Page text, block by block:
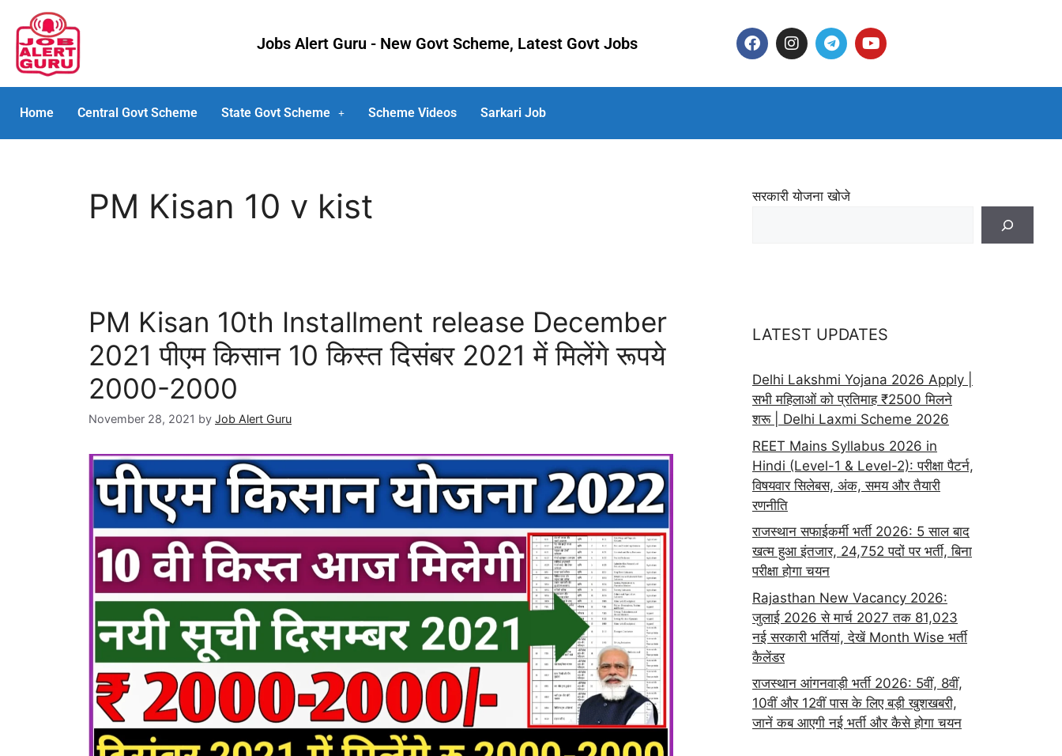
Jobs Alert Guru - New Govt Scheme, Latest Govt Jobs
Home Central Govt Scheme State Govt Scheme Scheme Videos Sarkari Job
PM Kisan 10 v kist
PM Kisan 10th Installment release December
2021 पीएम किसान 10 किस्त दिसंबर 2021 में मिलेंगे रूपये
2000-2000
November 28, 2021 by Job Alert Guru
सरकारी योजना खोजे
LATEST UPDATES
Delhi Lakshmi Yojana 2026 Apply |
सभी महिलाओं को प्रतिमाह ₹2500 मिलने
शरू | Delhi Laxmi Scheme 2026
REET Mains Syllabus 2026 in
Hindi (Level-1 & Level-2): परीक्षा पैटर्न,
विषयवार सिलेबस, अंक, समय और तैयारी
रणनीति
राजस्थान सफाईकर्मी भर्ती 2026: 5 साल बाद
खत्म हुआ इंतजार, 24,752 पदों पर भर्ती, बिना
परीक्षा होगा चयन
Rajasthan New Vacancy 2026:
जुलाई 2026 से मार्च 2027 तक 81,023
नई सरकारी भर्तियां, देखें Month Wise भर्ती
कैलेंडर
राजस्थान आंगनवाड़ी भर्ती 2026: 5वीं, 8वीं,
10वीं और 12वीं पास के लिए बड़ी खुशखबरी,
जानें कब आएगी नई भर्ती और कैसे होगा चयन